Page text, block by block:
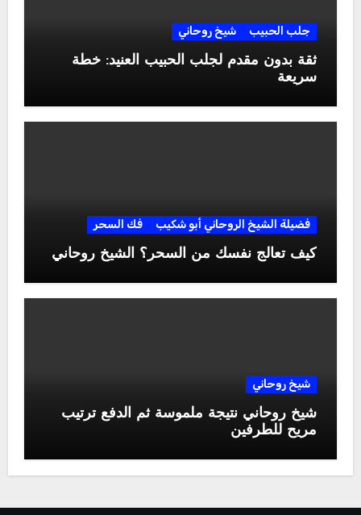
جلب الحبيب شيخ روحاني
ثقة بدون مقدم لجلب الحبيب العنيد: خطة
سريعة
فضيلة الشيخ الروحاني أبو شكيب فك السحر
كيف تعالج نفسك من السحر؟ الشيخ روحاني
شيخ روحاني
شيخ روحاني نتيجة ملموسة ثم الدفع ترتيب
مريح للطرفين